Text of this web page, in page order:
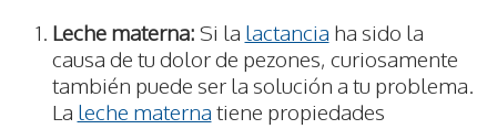
Leche materna: Si la lactancia ha sido la
causa de tu dolor de pezones, curiosamente
también puede ser la solución a tu problema.
La leche materna tiene propiedades